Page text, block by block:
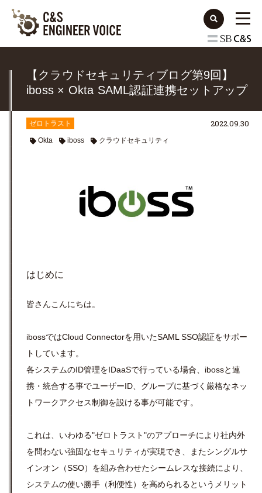
【クラウドセキュリティブログ第9回】
iboss × Okta SAML認証連携セットアップ
ゼロトラスト
Okta iboss クラウドセキュリティ
2022.09.30
はじめに
皆さんこんにちは。
ibossではCloud Connectorを用いたSAML SSO認証をサポー
トしています。
各システムのID管理をIDaaSで行っている場合、ibossと連
携・統合する事でユーザーID、グループに基づく厳格なネッ
トワークアクセス制御を設ける事が可能です。
これは、いわゆる"ゼロトラスト"のアプローチにより社内外
を問わない強固なセキュリティが実現でき、またシングルサ
インオン（SSO）を組み合わせたシームレスな接続により、
システムの使い勝手（利便性）を高められるというメリット